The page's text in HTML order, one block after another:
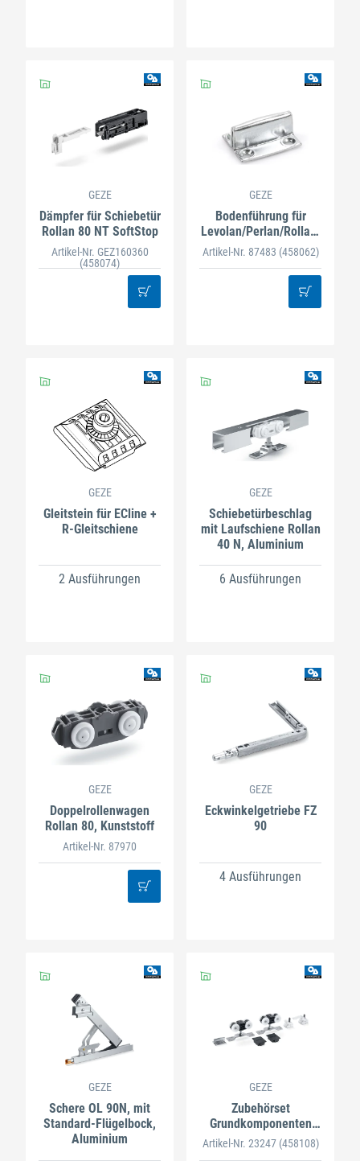
GEZE
Dämpfer für Schiebetür
Rollan 80 NT SoftStop
Artikel-Nr. GEZ160360
(458074)
GEZE
Bodenführung für
Levolan/Perlan/Rollan,
verzinkt
Artikel-Nr. 87483 (458062)
GEZE
Gleitstein für ECline +
R-Gleitschiene
2 Ausführungen
GEZE
Schiebetürbeschlag
mit Laufschiene Rollan
40 N, Aluminium
6 Ausführungen
GEZE
Doppelrollenwagen
Rollan 80, Kunststoff
Artikel-Nr. 87970
GEZE
Eckwinkelgetriebe FZ
90
4 Ausführungen
GEZE
Schere OL 90N, mit
Standard-Flügelbock,
Aluminium
GEZE
Zubehörset
Grundkomponenten
Perlan 140 für
Deckenmontage
Artikel-Nr. 23247 (458108)